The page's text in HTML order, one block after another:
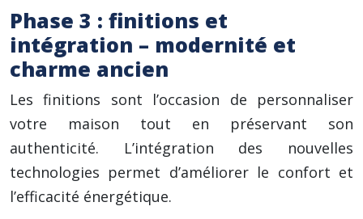
Phase 3 : finitions et
intégration – modernité et
charme ancien
Les finitions sont l’occasion de personnaliser
votre maison tout en préservant son
authenticité. L’intégration des nouvelles
technologies permet d’améliorer le confort et
l’efficacité énergétique.